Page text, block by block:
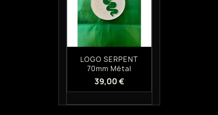
Aperçu rapide
LOGO SERPENT
70mm Métal
39,00 €